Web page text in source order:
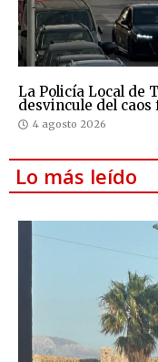
La Policía Local de
desvincule del
4 agosto 2026
Lo más leído